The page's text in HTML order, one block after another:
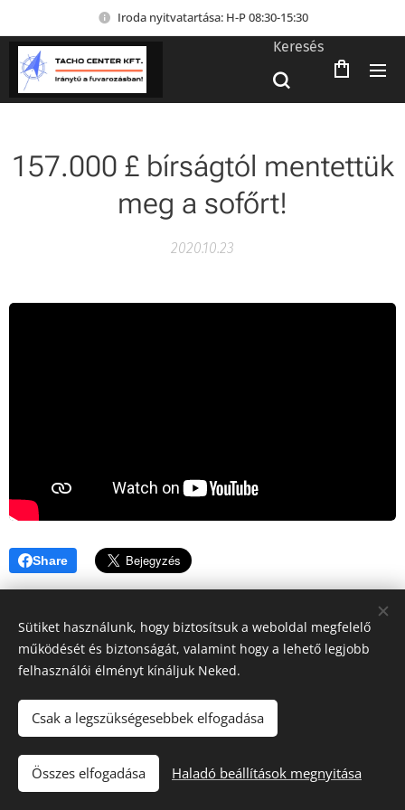
Iroda nyitvatartása: H-P 08:30-15:30
Keresés
157.000 £ bírságtól mentettük
meg a sofőrt!
2020.10.23
Share
"Iránytű a fuvarozásban!"
Tacho Center
Sütiket használunk, hogy biztosítsuk a weboldal megfelelő
működését és biztonságát, valamint hogy a lehető legjobb
felhasználói élményt kínáljuk Neked.
Csak a legszükségesebbek elfogadása
Összes elfogadása Haladó beállítások megnyitása